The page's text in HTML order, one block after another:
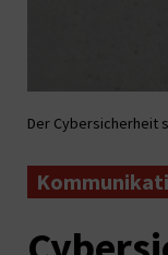
Der Cybersicherheit